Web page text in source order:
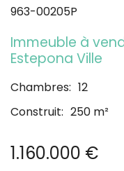
963-00205P
Immeuble à
Estepona Ville
Chambres: 12
Construit: 250 m²
1.160.000 €